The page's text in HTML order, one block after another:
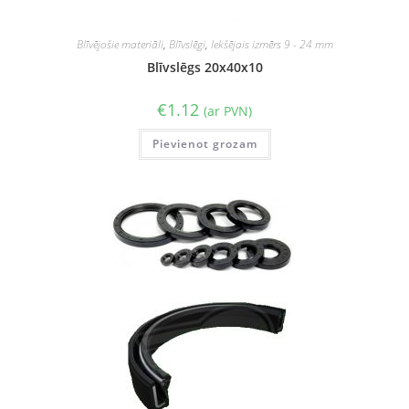
Blīvējošie materiāli, Blīvslēgi, Iekšējais izmērs 9 - 24 mm
Blīvslēgs 20x40x10
€1.12 (ar PVN)
Pievienot grozam